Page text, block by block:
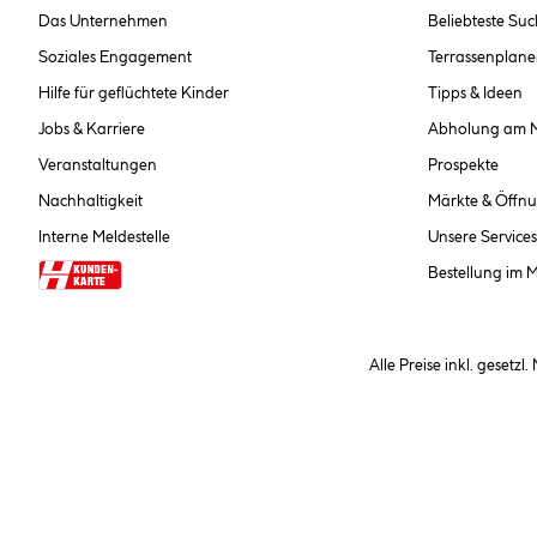
Das Unternehmen
Soziales Engagement
Hilfe für geflüchtete Kinder
Jobs & Karriere
Veranstaltungen
Nachhaltigkeit
Interne Meldestelle
Beliebteste
Tipps & Ideen
Abholung am
Prospekte
Märkte &
Unsere Services
Bestellung im
Alle Preise inkl. gesetzl.